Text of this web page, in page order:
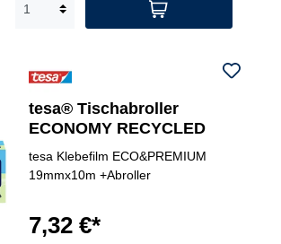
tesa® Tischabroller
ECONOMY RECYCLED
tesa Klebefilm ECO&PREMIUM
19mmx10m +Abroller
7,32 €*